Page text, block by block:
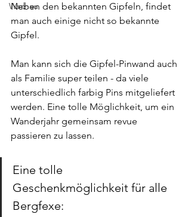
Wachau
Neben den bekannten Gipfeln, findet
man auch einige nicht so bekannte
Gipfel.
Man kann sich die Gipfel-Pinwand auch
als Familie super teilen - da viele
unterschiedlich farbig Pins mitgeliefert
werden. Eine tolle Möglichkeit, um ein
Wanderjahr gemeinsam revue
passieren zu lassen.
Eine tolle
Geschenkmöglichkeit für alle
Bergfexe: